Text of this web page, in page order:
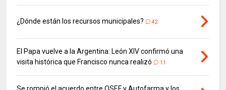
¿Dónde están los recursos municipales? 42
El Papa vuelve a la Argentina: León XIV confirmó una
visita histórica que Francisco nunca realizó
11
Se rompió el acuerdo entre OSEF y Autofarma y los